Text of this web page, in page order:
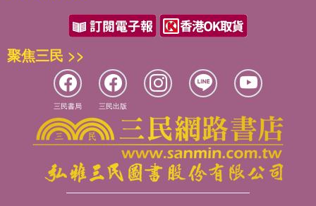
聚焦三民 >>
三民書局 三民出版